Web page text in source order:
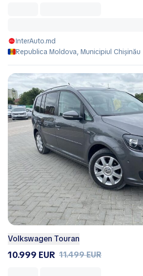
InterAuto.md
Republica Moldova, Municipiul Chișinău
Volkswagen Touran
10.999 EUR 11.499 EUR